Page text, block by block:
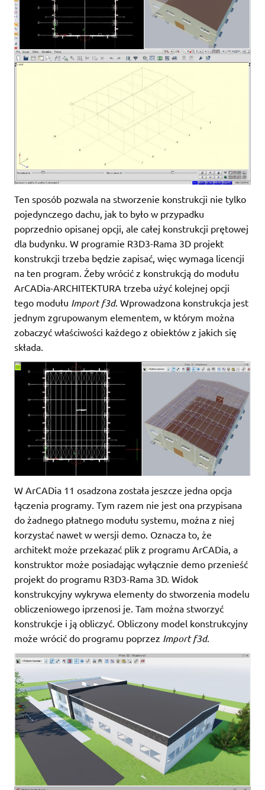
Ten sposób pozwala na stworzenie konstrukcji nie tylko
pojedynczego dachu, jak to było w przypadku
poprzednio opisanej opcji, ale całej konstrukcji prętowej
dla budynku. W programie R3D3-Rama 3D projekt
konstrukcji trzeba będzie zapisać, więc wymaga licencji
na ten program. Żeby wrócić z konstrukcją do modułu
ArCADia-ARCHITEKTURA trzeba użyć kolejnej opcji
tego modułu Import f3d. Wprowadzona konstrukcja jest
jednym zgrupowanym elementem, w którym można
zobaczyć właściwości każdego z obiektów z jakich się
składa.
W ArCADia 11 osadzona została jeszcze jedna opcja
łączenia programy. Tym razem nie jest ona przypisana
do żadnego płatnego modułu systemu, można z niej
korzystać nawet w wersji demo. Oznacza to, że
architekt może przekazać plik z programu ArCADia, a
konstruktor może posiadając wyłącznie demo przenieść
projekt do programu R3D3-Rama 3D. Widok
konstrukcyjny wykrywa elementy do stworzenia modelu
obliczeniowego iprzenosi je. Tam można stworzyć
konstrukcje i ją obliczyć. Obliczony model konstrukcyjny
może wrócić do programu poprzez Import f3d.